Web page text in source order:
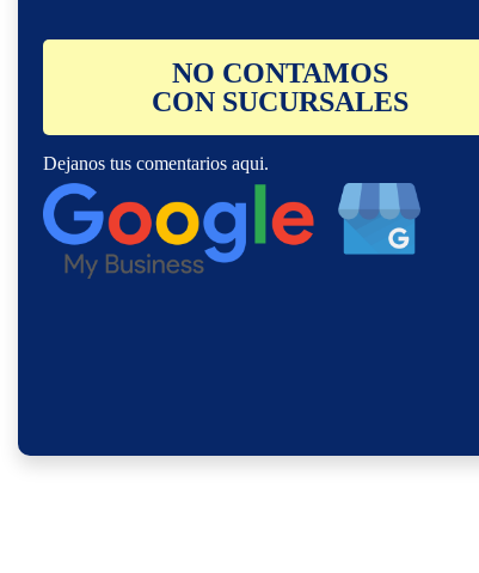
NO CONTAMOS
CON SUCURSALES
Dejanos tus comentarios aqui.